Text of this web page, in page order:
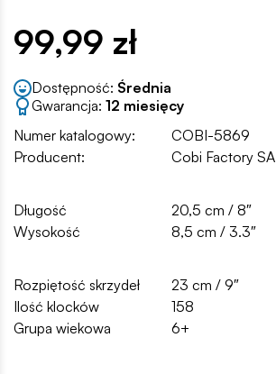
99,99 zł
Dostępność: Średnia
Gwarancja: 12 miesięcy
Numer katalogowy:
COBI-5869
Producent:
Cobi Factory SA
Długość
20,5 cm / 8″
Wysokość
8,5 cm / 3.3″
Rozpiętość skrzydeł
23 cm / 9″
Ilość klocków
158
Grupa wiekowa
6+